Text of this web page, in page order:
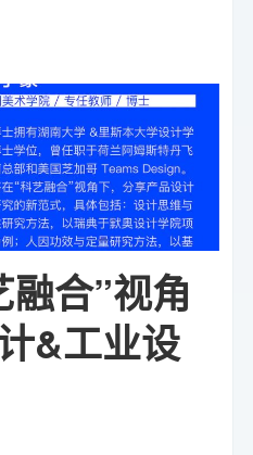
合”视角
&工业设